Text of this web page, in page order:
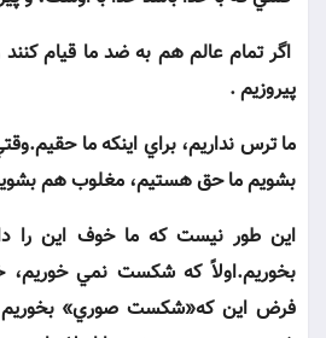
اگر تمام عالم هم به ضد ما قيام كنند
پيروزيم .
ما ترس نداريم، براي اينكه ما
بشويم ما حق هستيم، مغلوب هم
اين طور نيست كه ما خوف اين را
بخوريم.اولاً كه شكست نمي خوريم،
فرض اين كه«شكست صوري»